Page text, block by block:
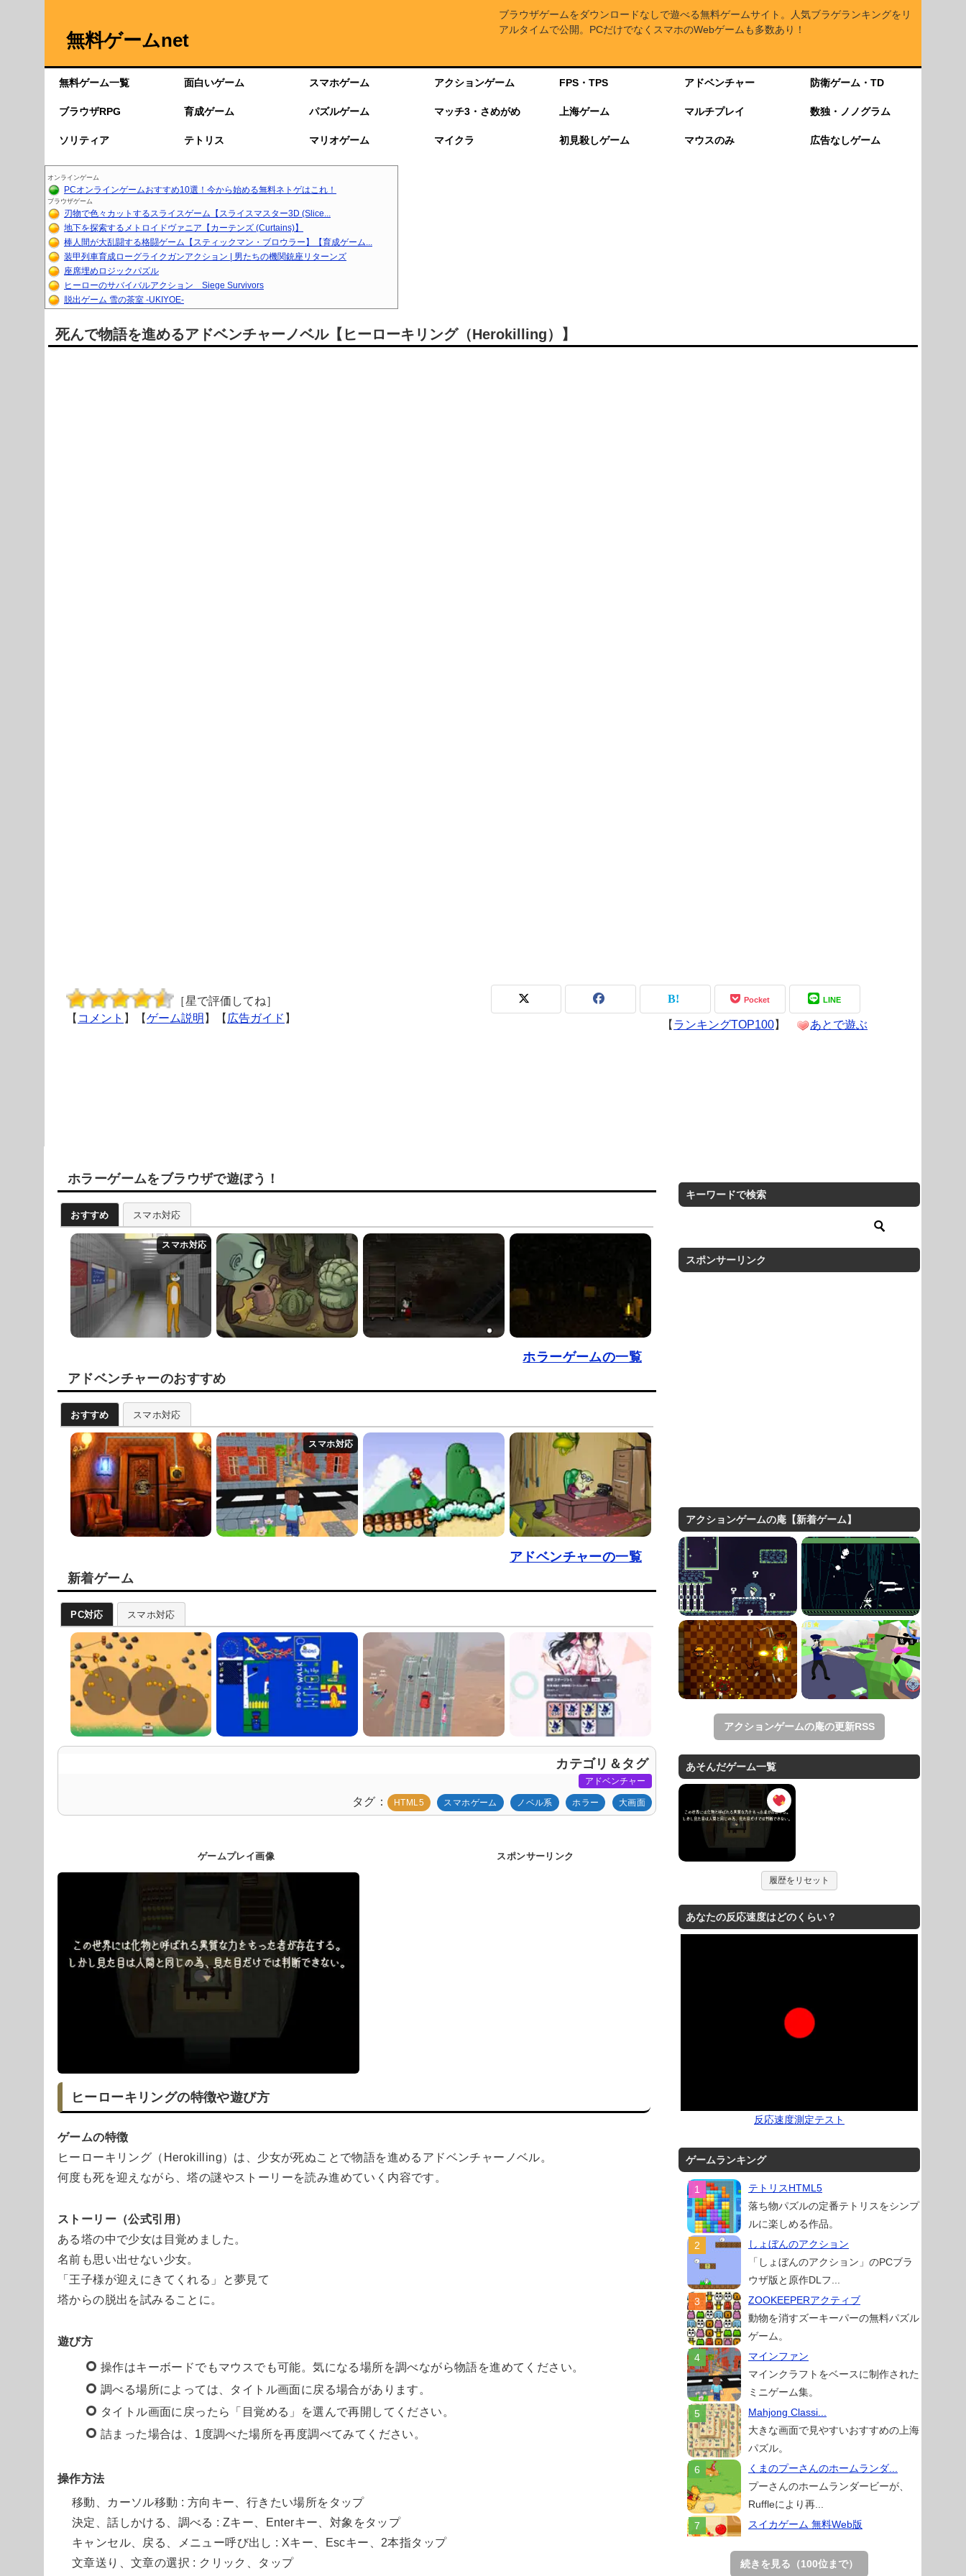
無料ゲームnet
ブラウザゲームをダウンロードなしで遊べる無料ゲームサイト。人気ブラゲランキングをリ
アルタイムで公開。PCだけでなくスマホのWebゲームも多数あり！
無料ゲーム一覧 面白いゲーム スマホゲーム アクションゲーム FPS・TPS アドベンチャー 防衛ゲーム・TD
ブラウザRPG 育成ゲーム パズルゲーム マッチ3・さめがめ 上海ゲーム マルチプレイ 数独・ノノグラム
ソリティア テトリス マリオゲーム マイクラ 初見殺しゲーム マウスのみ 広告なしゲーム
オンラインゲーム
PCオンラインゲームおすすめ10選！今から始める無料ネトゲはこれ！
ブラウザゲーム
刃物で色々カットするスライスゲーム【スライスマスター3D (Slice...
地下を探索するメトロイドヴァニア【カーテンズ (Curtains)】
棒人間が大乱闘する格闘ゲーム【スティックマン・ブロウラー】【育成ゲーム...
装甲列車育成ローグライクガンアクション | 男たちの機関銃座リターンズ
座席埋めロジックパズル
ヒーローのサバイバルアクション Siege Survivors
脱出ゲーム 雪の茶室 -UKIYOE-
死んで物語を進めるアドベンチャーノベル【ヒーローキリング（Herokilling）】
［星で評価してね］
【 コメント 】【ゲーム説明 】【 広告ガイド 】
Pocket LINE
【 ランキングTOP100】 あとで遊ぶ
ホラーゲームをブラウザで遊ぼう！
おすすめ スマホ対応
ホラーゲームの一覧
アドベンチャーのおすすめ
おすすめ スマホ対応
アドベンチャーの一覧
新着ゲーム
PC対応 スマホ対応
カテゴリ＆タグ
アドベンチャー
タグ HTML5 スマホゲーム ノベル系 ホラー 大画面
ゲームプレイ画像 スポンサーリンク
ヒーローキリングの特徴や遊び方
ゲームの特徴
ヒーローキリング（Herokilling）は、少女が死ぬことで物語を進めるアドベンチャーノベル。
何度も死を迎えながら、塔の謎やストーリーを読み進めていく内容です。
ストーリー（公式引用）
ある塔の中で少女は目覚めました。
名前も思い出せない少女。
「王子様が迎えにきてくれる」と夢見て
塔からの脱出を試みることに。
遊び方
操作はキーボードでもマウスでも可能。気になる場所を調べながら物語を進めてください。
調べる場所によっては、タイトル画面に戻る場合があります。
タイトル画面に戻ったら「目覚める」を選んで再開してください。
詰まった場合は、1度調べた場所を再度調べてみてください。
操作方法
移動、カーソル移動 : 方向キー、行きたい場所をタップ
決定、話しかける、調べる : Zキー、Enterキー、対象をタップ
キャンセル、戻る、メニュー呼び出し : Xキー、Escキー、2本指タップ
文章送り、文章の選択 : クリック、タップ
キーワードで検索
スポンサーリンク
アクションゲームの庵【新着ゲーム】
アクションゲームの庵の更新RSS
あそんだゲーム一覧
履歴をリセット
あなたの反応速度はどのくらい？
反応速度測定テスト
ゲームランキング
テトリスHTML5
落ち物パズルの定番テトリスをシンプ
ルに楽しめる作品。
しょぼんのアクション
「しょぼんのアクション」のPCブラ
ウザ版と原作DLフ...
ZOOKEEPERアクティブ
動物を消すズーキーパーの無料パズル
ゲーム。
マインファン
マインクラフトをベースに制作された
ミニゲーム集。
Mahjong Classi...
大きな画面で見やすいおすすめの上海
パズル。
くまのプーさんのホームランダ...
プーさんのホームランダービーが、
Ruffleにより再...
スイカゲーム 無料Web版
無料Web版。
続きを見る（100位まで）